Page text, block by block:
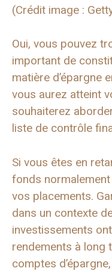
(Crédit image :
Oui, vous pouvez
important de
matière d’épargne
vous aurez atteint
souhaiterez
liste de contrôle
Si vous êtes en
fonds normalement
vos placements.
dans un contexte
investissements
rendements à long
comptes